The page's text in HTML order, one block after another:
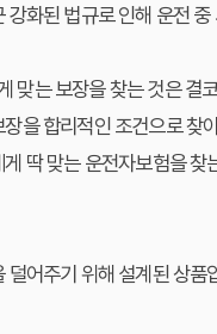
화된 법규로 인해 운전
맞는 보장을 찾는 것은 결
을 합리적인 조건으로 찾
딱 맞는 운전자보험을
어주기 위해 설계된 상품